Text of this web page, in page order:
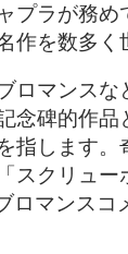
ラが務
を数多く
マンス
碑的作
します
クリュ
マンス